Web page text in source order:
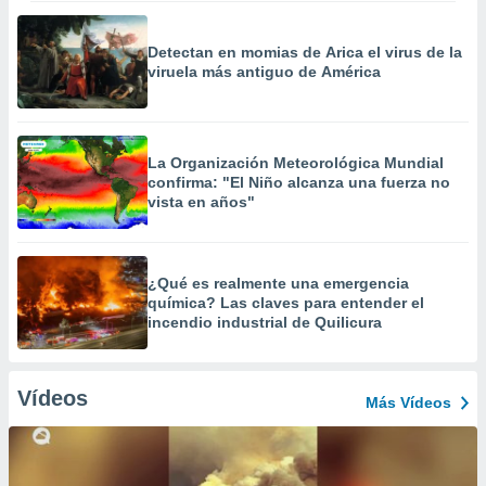
Detectan en momias de Arica el virus de la
viruela más antiguo de América
La Organización Meteorológica Mundial
confirma: "El Niño alcanza una fuerza no
vista en años"
¿Qué es realmente una emergencia
química? Las claves para entender el
incendio industrial de Quilicura
Vídeos Más Vídeos